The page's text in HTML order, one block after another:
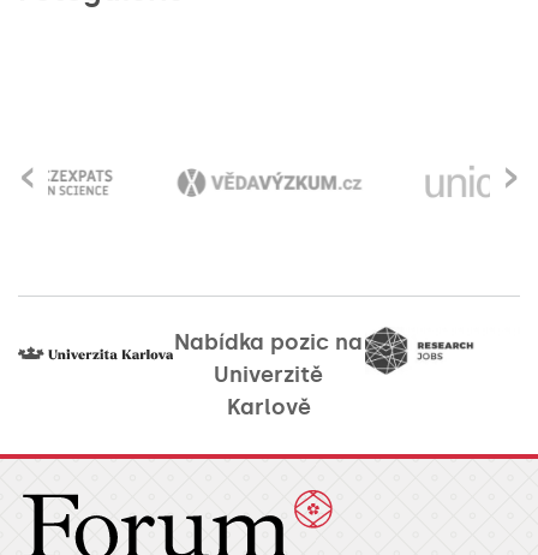
›
‹
Nabídka pozic na
Univerzitě
Karlově